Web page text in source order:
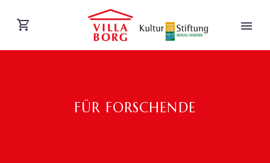
FÜR FORSCHENDE